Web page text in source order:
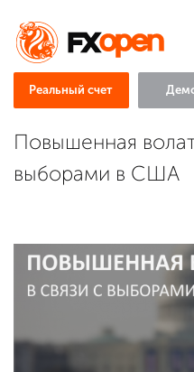
Реальный счет
Повышенная
выборами в США